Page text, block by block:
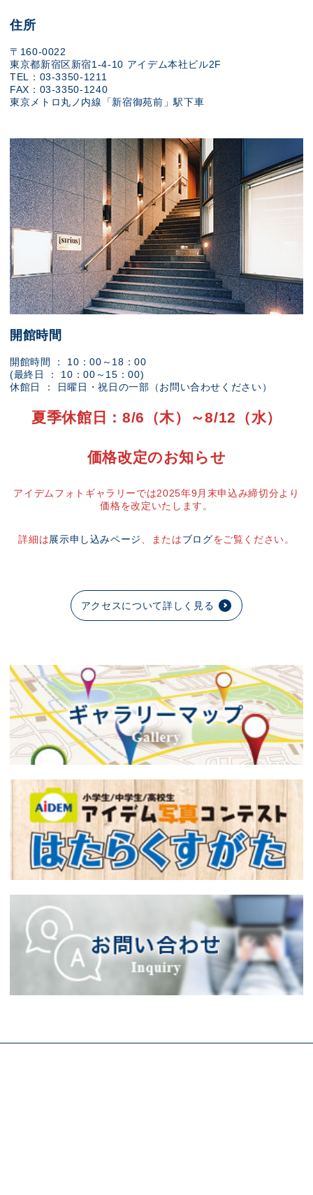
住所
〒160-0022
東京都新宿区新宿1-4-10 アイデム本社ビル2F
TEL：03-3350-1211
FAX：03-3350-1240
東京メトロ丸ノ内線「新宿御苑前」駅下車
開館時間
開館時間 ： 10：00～18：00
(最終日 ： 10：00～15：00)
休館日 ： 日曜日・祝日の一部（お問い合わせください）
夏季休館日：8/6（木）～8/12（水）
価格改定のお知らせ
アイデムフォトギャラリーでは2025年9月末申込み締切分より
価格を改定いたします。
詳細は展示申し込みページ 、またはブログをご覧ください。
アクセスについて詳しく見る